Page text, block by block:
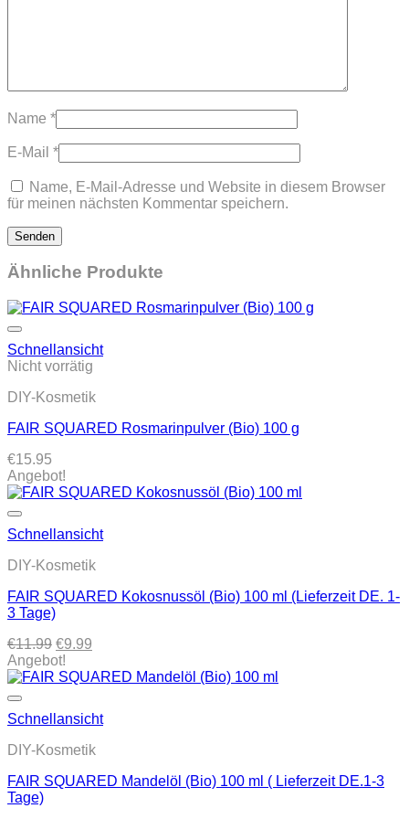
Name *
E-Mail *
Name, E-Mail-Adresse und Website in diesem Browser
für meinen nächsten Kommentar speichern.
Ähnliche Produkte
Schnellansicht
Nicht vorrätig
DIY-Kosmetik
FAIR SQUARED Rosmarinpulver (Bio) 100 g
€15.95
Angebot!
Schnellansicht
DIY-Kosmetik
FAIR SQUARED Kokosnussöl (Bio) 100 ml (Lieferzeit DE. 1-
3 Tage)
€11.99 Ursprünglicher
Preis
war:
€9.99
ist:
Angebot!
Schnellansicht
DIY-Kosmetik
FAIR SQUARED Mandelöl (Bio) 100 ml ( Lieferzeit DE.1-3
Tage)